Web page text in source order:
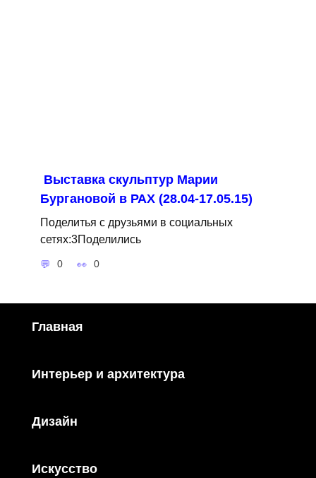
Выставка скульптур Марии
Бургановой в РАХ (28.04-17.05.15)
Поделитья с друзьями в социальных
сетях:3Поделились
0 0
Главная
Интерьер и архитектура
Дизайн
Искусство